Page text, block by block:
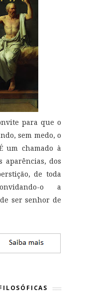
para que o
sem medo, o
um chamado à
aparências, dos
de toda
o a
ser senhor de